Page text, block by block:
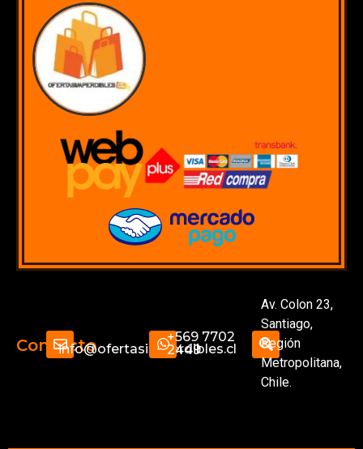
Contactoinfo@ofertasimperdibles.cl
+569 7702
2449
Av. Colon 23,
Santiago,
Región
Metropolitana,
Chile.